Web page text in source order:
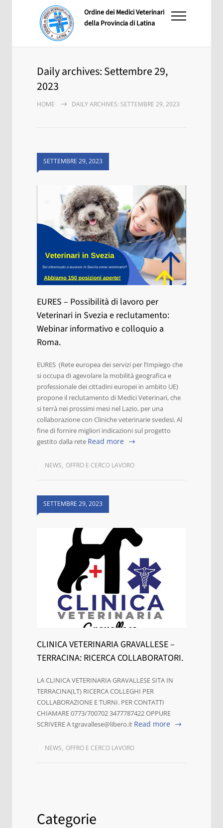
Ordine dei Medici Veterinari
della Provincia di Latina
Daily archives: Settembre 29,
2023
HOME DAILY ARCHIVES: SETTEMBRE 29, 2023
SETTEMBRE 29, 2023
EURES – Possibilità di lavoro per
Veterinari in Svezia e reclutamento:
Webinar informativo e colloquio a
Roma.
EURES (Rete europea dei servizi per l’Impiego che
si occupa di agevolare la mobilità geografica e
professionale dei cittadini europei in ambito UE)
propone il reclutamento di Medici Veterinari, che
si terrà nei prossimi mesi nel Lazio, per una
collaborazione con Cliniche veterinarie svedesi. Al
fine di fornire migliori indicazioni sul progetto
gestito dalla rete Read more
NEWS, OFFRO E CERCO LAVORO
SETTEMBRE 29, 2023
CLINICA VETERINARIA GRAVALLESE –
TERRACINA: RICERCA COLLABORATORI.
LA CLINICA VETERINARIA GRAVALLESE SITA IN
TERRACINA(LT) RICERCA COLLEGHI PER
COLLABORAZIONE E TURNI. PER CONTATTI
CHIAMARE 0773/700702 3477787422 OPPURE
SCRIVERE A tgravallese@libero.it Read more
NEWS, OFFRO E CERCO LAVORO
Categorie